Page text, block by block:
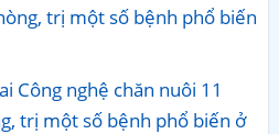
trị một số bệnh phổ biến
Công nghệ chăn nuôi 11
trị một số bệnh phổ biến ở